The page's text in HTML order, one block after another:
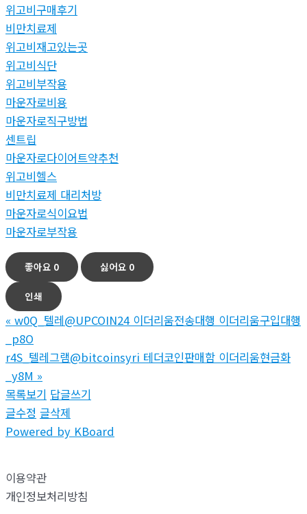
위고비구매후기
비만치료제
위고비재고있는곳
위고비식단
위고비부작용
마운자로비용
마운자로직구방법
센트립
마운자로다이어트약추천
위고비헬스
비만치료제 대리처방
마운자로식이요법
마운자로부작용
좋아요 0 싫어요 0
인쇄
« w0Q_텔레@UPCOIN24 이더리움전송대행 이더리움구입대행
_p8O
r4S_텔레그램@bitcoinsyri 테더코인판매함 이더리움현금화
_y8M »
목록보기 답글쓰기
글수정 글삭제
Powered by KBoard
이용약관
개인정보처리방침